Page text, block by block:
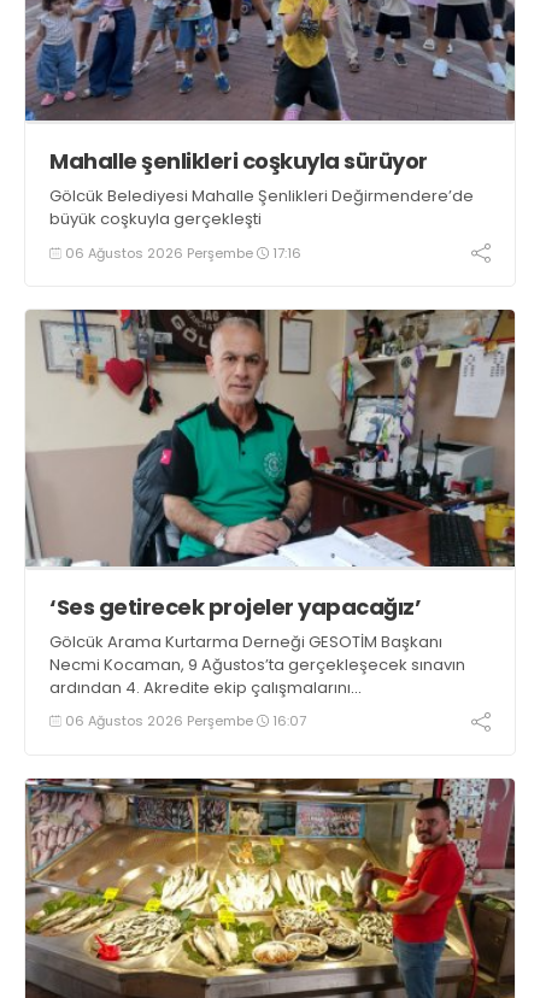
Mahalle şenlikleri coşkuyla sürüyor
Gölcük Belediyesi Mahalle Şenlikleri Değirmendere’de
büyük coşkuyla gerçekleşti
06 Ağustos 2026 Perşembe 17:16
‘Ses getirecek projeler yapacağız’
Gölcük Arama Kurtarma Derneği GESOTİM Başkanı
Necmi Kocaman, 9 Ağustos’ta gerçekleşecek sınavın
ardından 4. Akredite ekip çalışmalarını
tamamlayacaklarını ifade ederek açıklamalarda
bulundu. Kocaman, “Gölcük’te ve Kocaeli genelinde ses
06 Ağustos 2026 Perşembe 16:07